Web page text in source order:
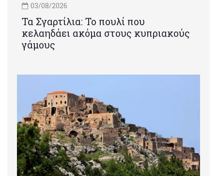
03/08/2026
Τα Σγαρτίλια: Το πουλί που
κελαηδάει ακόμα στους κυπριακούς
γάμους